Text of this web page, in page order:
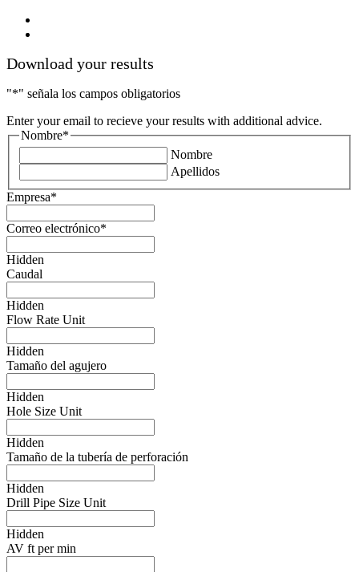
Download your results
"*" señala los campos obligatorios
Enter your email to recieve your results with additional advice.
Nombre*
Nombre
Apellidos
Empresa*
Correo electrónico*
Hidden
Caudal
Hidden
Flow Rate Unit
Hidden
Tamaño del agujero
Hidden
Hole Size Unit
Hidden
Tamaño de la tubería de perforación
Hidden
Drill Pipe Size Unit
Hidden
AV ft per min